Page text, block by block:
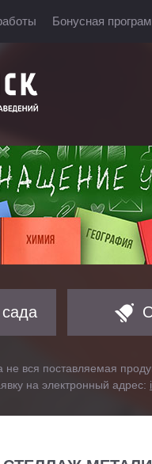
Бонусная
не вся поставляемая
на электронный адрес: